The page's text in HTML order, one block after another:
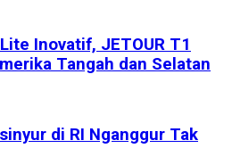
Inovatif, JETOUR T1
Tangah dan Selatan
di RI Nganggur Tak